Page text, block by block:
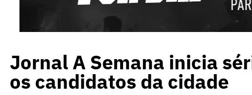
Jornal A Semana inicia
os candidatos da cidade